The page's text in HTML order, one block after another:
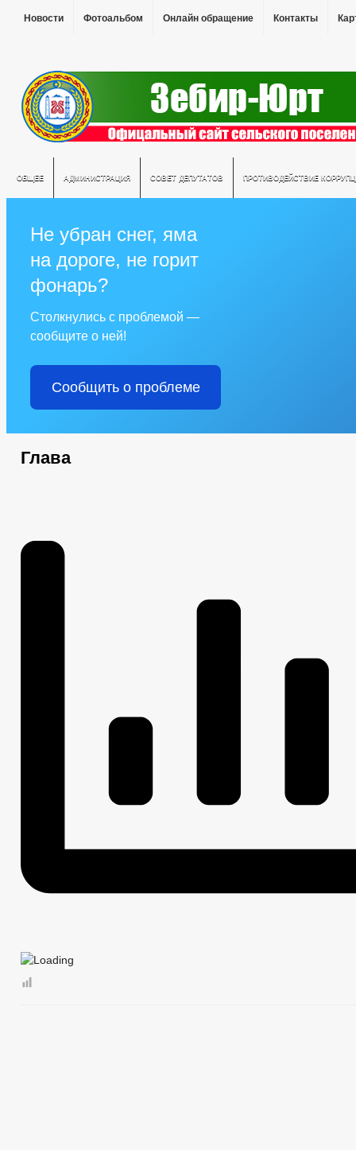
Новости Фотоальбом Онлайн обращение Контакты
ОБЩЕЕ АДМИНИСТРАЦИЯ СОВЕТ ДЕПУТАТОВ ПРОТИВОДЕЙСТВИЕ
Не убран снег, яма
на дороге, не горит
фонарь?
Столкнулись с проблемой —
сообщите о ней!
Сообщить о проблеме
Глава